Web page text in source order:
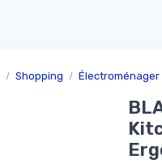
Shopping Électroménager